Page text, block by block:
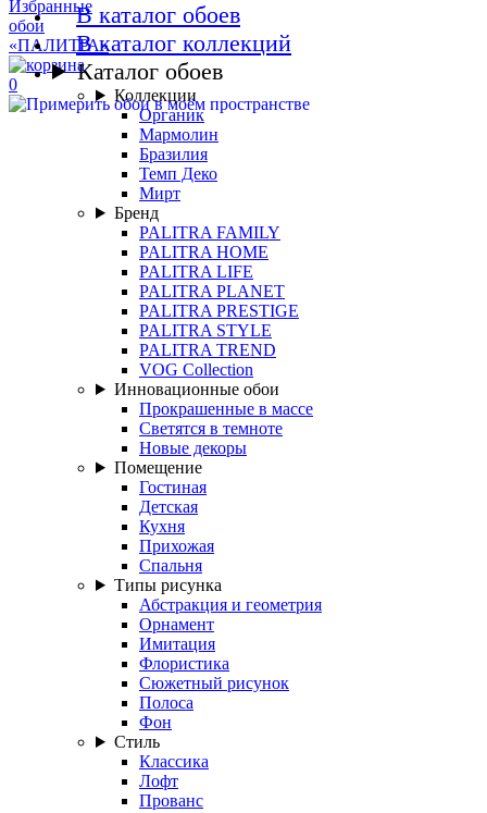
0
В каталог обоев
В каталог коллекций
Каталог обоев
Коллекции
Органик
Мармолин
Бразилия
Темп Деко
Мирт
Бренд
PALITRA FAMILY
PALITRA HOME
PALITRA LIFE
PALITRA PLANET
PALITRA PRESTIGE
PALITRA STYLE
PALITRA TREND
VOG Collection
Инновационные обои
Прокрашенные в массе
Светятся в темноте
Новые декоры
Помещение
Гостиная
Детская
Кухня
Прихожая
Спальня
Типы рисунка
Абстракция и геометрия
Орнамент
Имитация
Флористика
Сюжетный рисунок
Полоса
Фон
Стиль
Классика
Лофт
Прованс